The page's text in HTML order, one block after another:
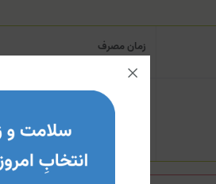
زمان مصرف
ترجیحاً با معده خالی (حداقل ۳۰ دقیقه قبل از غذا) با یک لیوان پر آب.